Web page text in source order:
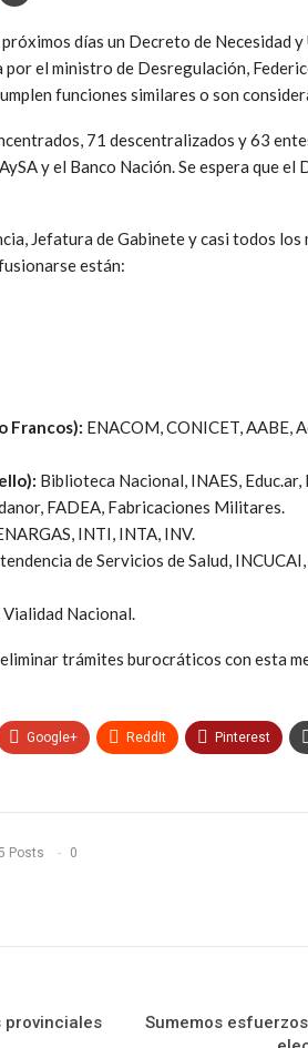
días un Decreto de Necesidad
el ministro de Desregulación,
funciones similares o son
71 descentralizados y 63
y el Banco Nación. Se espera que
Jefatura de Gabinete y casi todos
están:
Francos): ENACOM, CONICET, AABE,
Biblioteca Nacional, INAES, Educ.ar,
FADEA, Fabricaciones Militares.
INTI, INTA, INV.
de Servicios de Salud,
Vialidad Nacional.
trámites burocráticos con esta
Google+ ReddIt Pinterest
Posts 0
provinciales
Sumemos